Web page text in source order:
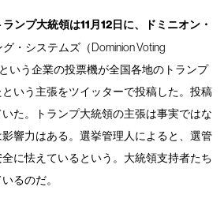
ンプ大統領は11月12日に、ドミニオン・
・システムズ（Dominion Voting
いう企業の投票機が全国各地のトランプ
いう主張をツイッターで投稿した。投稿
た。トランプ大統領の主張は事実ではな
響力はある。選挙管理人によると、選管
に怯えているという。大統領支持者たち
るのだ。